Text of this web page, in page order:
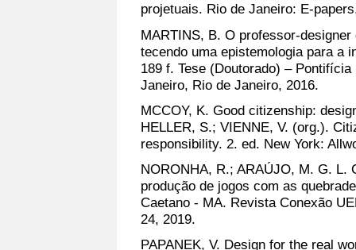
projetuais. Rio de Janeiro: E-
MARTINS, B. O professor-
tecendo uma epistemologia para a
189 f. Tese (Doutorado) –
Janeiro, Rio de Janeiro, 2016.
MCCOY, K. Good citizenship:
HELLER, S.; VIENNE, V. (org.).
responsibility. 2. ed. New York:
NORONHA, R.; ARAÚJO, M. G. L.
produção de jogos com as
Caetano - MA. Revista Conexão
24, 2019.
PAPANEK, V. Design for the real